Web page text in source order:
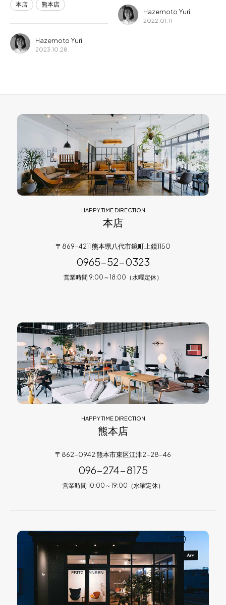
本店
熊本店
Hazemoto Yuri
2023.10.28
Hazemoto Yuri
2022.01.11
HAPPY TIME DIRECTION
本店
〒869-4211 熊本県八代市鏡町上鏡1150
0965-52-0323
営業時間 9:00～18:00（水曜定休）
HAPPY TIME DIRECTION
熊本店
〒862-0942 熊本市東区江津2-28-46
096-274-8175
営業時間 10:00～19:00（水曜定休）